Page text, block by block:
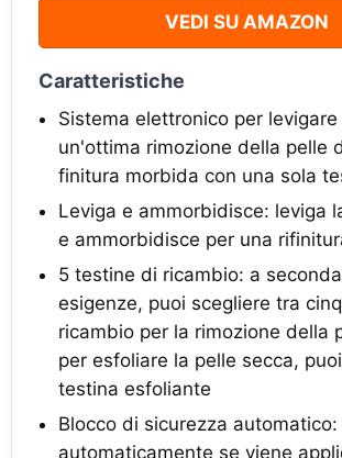
VEDI SU AMAZON
Caratteristiche
Sistema elettronico per levigare
un'ottima rimozione della pelle
finitura morbida con una sola
Leviga e ammorbidisce: leviga
e ammorbidisce per una
5 testine di ricambio: a
esigenze, puoi scegliere tra
ricambio per la rimozione della
per esfoliare la pelle secca,
testina esfoliante
Blocco di sicurezza
automaticamente se viene